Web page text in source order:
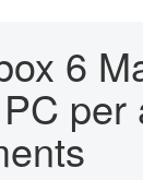
6
per